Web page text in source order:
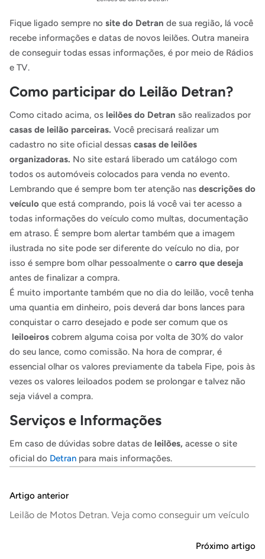
Fique ligado sempre no site do Detran de sua região, lá você
recebe informações e datas de novos leilões. Outra maneira
de conseguir todas essas informações, é por meio de Rádios
e TV.
Como participar do Leilão Detran?
Como citado acima, os leilões do Detran são realizados por
casas de leilão parceiras. Você precisará realizar um
cadastro no site oficial dessas casas de leilões
organizadoras. No site estará liberado um catálogo com
todos os automóveis colocados para venda no evento.
Lembrando que é sempre bom ter atenção nas descrições do
veículo que está comprando, pois lá você vai ter acesso a
todas informações do veículo como multas, documentação
em atraso. É sempre bom alertar também que a imagem
ilustrada no site pode ser diferente do veículo no dia, por
isso é sempre bom olhar pessoalmente o carro que deseja
antes de finalizar a compra.
É muito importante também que no dia do leilão, você tenha
uma quantia em dinheiro, pois deverá dar bons lances para
conquistar o carro desejado e pode ser comum que os
leiloeiros cobrem alguma coisa por volta de 30% do valor
do seu lance, como comissão. Na hora de comprar, é
essencial olhar os valores previamente da tabela Fipe, pois às
vezes os valores leiloados podem se prolongar e talvez não
seja viável a compra.
Serviços e Informações
Em caso de dúvidas sobre datas de leilões, acesse o site
oficial do Detran para mais informações.
Artigo anterior
Leilão de Motos Detran. Veja como conseguir um veículo
Próximo artigo